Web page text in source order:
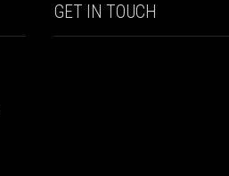
GET IN TOUCH